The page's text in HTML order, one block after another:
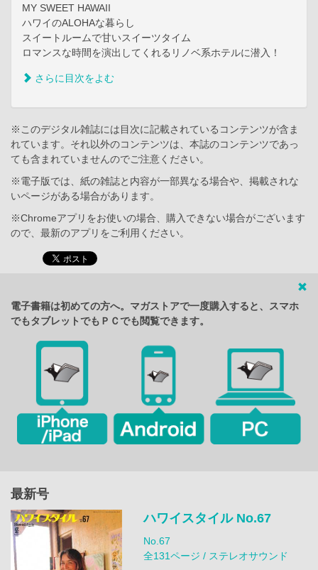
MY SWEET HAWAII
ハワイのALOHAな暮らし
スイートルームで甘いスイーツタイム
ロマンスな時間を演出してくれるリノベ系ホテルに潜入！
さらに目次をよむ
※このデジタル雑誌には目次に記載されているコンテンツが含ま
れています。それ以外のコンテンツは、本誌のコンテンツであっ
ても含まれていませんのでご注意ください。
※電子版では、紙の雑誌と内容が一部異なる場合や、掲載されな
いページがある場合があります。
※Chromeアプリをお使いの場合、購入できない場合がございます
ので、最新のアプリをご利用ください。
電子書籍は初めての方へ。マガストアで一度購入すると、スマホ
でもタブレットでもＰＣでも閲覧できます。
最新号
ハワイスタイル No.67
No.67
全131ページ / ステレオサウンド